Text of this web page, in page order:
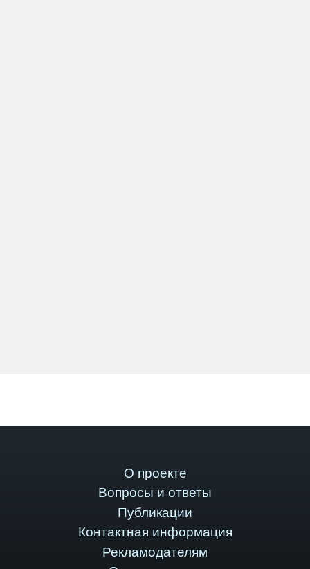
О проекте
Вопросы и ответы
Публикации
Контактная информация
Рекламодателям